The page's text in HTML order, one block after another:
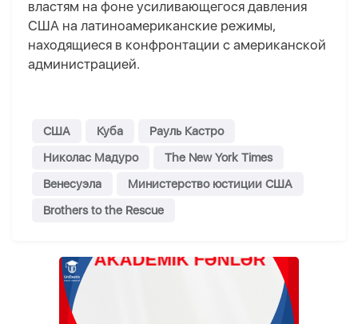
властям на фоне усиливающегося давления
США на латиноамериканские режимы,
находящиеся в конфронтации с американской
администрацией.
США Куба
Рауль Кастро
Николас Мадуро
The New York Times
Венесуэла
Министерство юстиции США
Brothers to the Rescue